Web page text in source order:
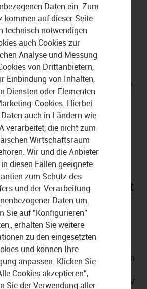
6 Ultra Mac gibt
Filme in echte 3D-
Ultra-Version des Mediaplayers
nahezu aller 3D-Formate.
Sie 3D-Blu-rays, 3D-ISO-
Videos wieder. Die verschiedenen
3D, 3D Ready, LCD 3D und
es Ihnen, einen 3D-Film nach
Sie wandeln mithilfe der
Ihre 2D-Inhalte in 3D-Filme um.
6 Ultra Mac verfügt
Wiedergabe-
und intuitive User-Interface sorgt
nicht lang in die Software einarbeiten
die Software sofort und ohne
zwei Wiedergabe-Modi – PC und TV
Daten ein. Zum
kommen auf dieser Seite
technisch notwendigen
auch Cookies zur
Analyse und Messung
von Drittanbietern,
Einbindung von Inhalten,
Diensten oder Elementen
Cookies. Hierbei
auch in Ländern wie
verarbeitet, die nicht zum
Wirtschaftsraum
Wir und die Anbieter
diesen Fällen geeignete
zum Schutz des
und der Verarbeitung
Daten um.
Sie auf "Konfigurieren"
erhalten Sie weitere
zu den eingesetzten
und können Ihre
anpassen. Klicken Sie
Cookies akzeptieren",
Sie der Verwendung aller